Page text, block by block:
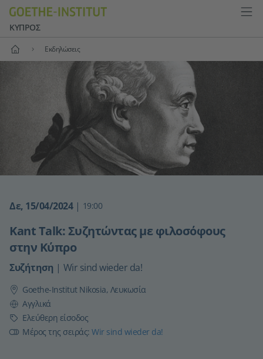
ΚΎΠΡΟΣ
Αρχική
Εκδηλώσεις
Δε, 15/04/2024 | 19:00
Kant Talk: Συζητώντας με φιλοσόφους
στην Κύπρο
Συζήτηση | Wir sind wieder da!
Goethe-Institut Nikosia, Λευκωσία
Γλώσσα
Αγγλικά
ΤιμήΕλεύθερη είσοδος
Μέρος της σειράς: Wir sind wieder da!